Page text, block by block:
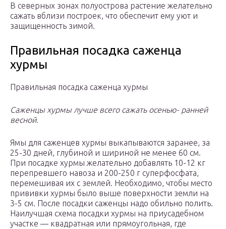
В северных зонах полуострова растение желательно
сажать вблизи построек, что обеспечит ему уют и
защищенность зимой.
Правильная посадка саженца
хурмы
Правильная посадка саженца хурмы
Саженцы хурмы лучше всего сажать осенью- ранней
весной.
Ямы для саженцев хурмы выкапываются заранее, за
25-30 дней, глубиной и шириной не менее 60 см.
При посадке хурмы желательно добавлять 10-12 кг
перепревшего навоза и 200-250 г суперфосфата,
перемешивая их с землей. Необходимо, чтобы место
прививки хурмы было выше поверхности земли на
3-5 см. После посадки саженцы надо обильно полить.
Наилучшая схема посадки хурмы на приусадебном
участке — квадратная или прямоугольная, где